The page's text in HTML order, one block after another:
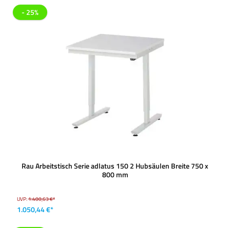
- 25%
Rau Arbeitstisch Serie adlatus 150 2 Hubsäulen Breite 750 x
800 mm
UVP:1.400,63 €*
1.050,44 €*